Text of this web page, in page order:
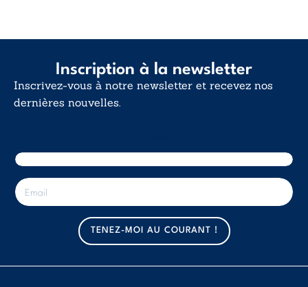
Inscription à la newsletter
Inscrivez-vous à notre newsletter et recevez nos
dernières nouvelles.
E
-
m
TENEZ-MOI AU COURANT !